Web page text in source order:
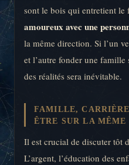
sont le bois qui entretient le
amoureux avec une
la même direction. Si l’un
et l’autre fonder une
des réalités sera inévitable.
FAMILLE,
ÊTRE SUR LA MÊME
Il est crucial de discuter tôt
L’argent, l’éducation des